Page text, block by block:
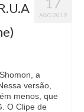
AGO 2019
a
versão,
menos, que
O Clipe de